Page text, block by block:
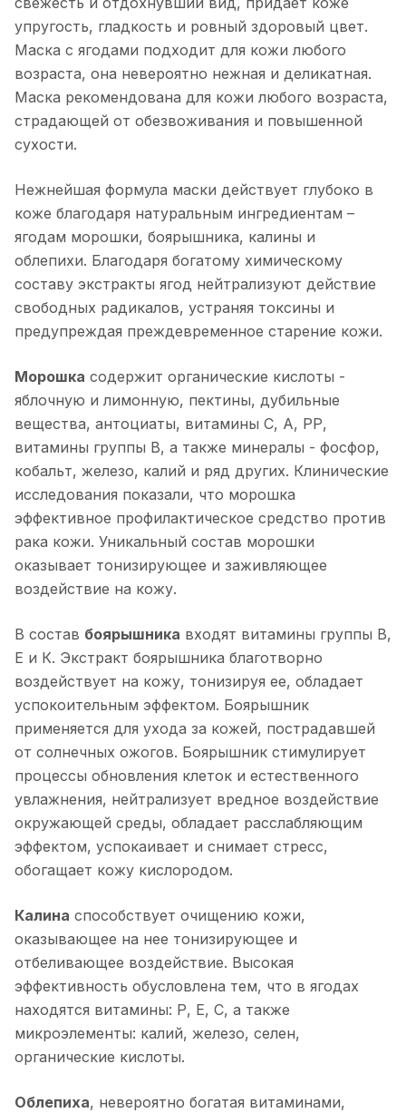
упругость, гладкость и ровный здоровый цвет.
Маска с ягодами подходит для кожи любого
возраста, она невероятно нежная и деликатная.
Маска рекомендована для кожи любого возраста,
страдающей от обезвоживания и повышенной
сухости.
Нежнейшая формула маски действует глубоко в
коже благодаря натуральным ингредиентам –
ягодам морошки, боярышника, калины и
облепихи. Благодаря богатому химическому
составу экстракты ягод нейтрализуют действие
свободных радикалов, устраняя токсины и
предупреждая преждевременное старение кожи.
Морошка содержит органические кислоты -
яблочную и лимонную, пектины, дубильные
вещества, антоциаты, витамины С, А, РР,
витамины группы В, а также минералы - фосфор,
кобальт, железо, калий и ряд других. Клинические
исследования показали, что морошка
эффективное профилактическое средство против
рака кожи. Уникальный состав морошки
оказывает тонизирующее и заживляющее
воздействие на кожу.
В состав боярышника входят витамины группы В,
Е и К. Экстракт боярышника благотворно
воздействует на кожу, тонизируя ее, обладает
успокоительным эффектом. Боярышник
применяется для ухода за кожей, пострадавшей
от солнечных ожогов. Боярышник стимулирует
процессы обновления клеток и естественного
увлажнения, нейтрализует вредное воздействие
окружающей среды, обладает расслабляющим
эффектом, успокаивает и снимает стресс,
обогащает кожу кислородом.
Калина способствует очищению кожи,
оказывающее на нее тонизирующее и
отбеливающее воздействие. Высокая
эффективность обусловлена тем, что в ягодах
находятся витамины: Р, Е, С, а также
микроэлементы: калий, железо, селен,
органические кислоты.
Облепиха, невероятно богатая витаминами,